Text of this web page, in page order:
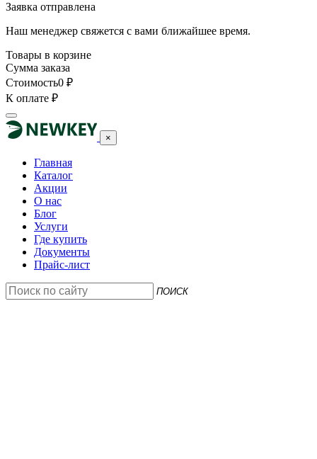
Заявка отправлена
Наш менеджер свяжется с вами ближайшее время.
Товары в корзине
Сумма заказа
Стоимость0 ₽
К оплате ₽
×
Главная
Каталог
Акции
О нас
Блог
Услуги
Где купить
Документы
Прайс-лист
ПОИСК